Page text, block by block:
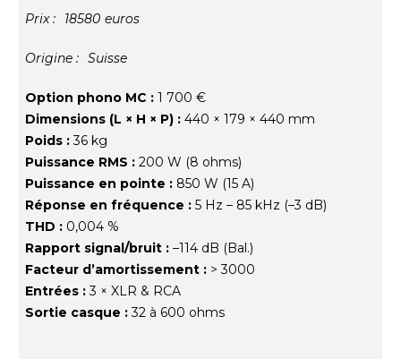
Prix : 18580 euros
Origine : Suisse
Option phono MC : 1 700 €
Dimensions (L × H × P) : 440 × 179 × 440 mm
Poids :36 kg
Puissance RMS : 200 W (8 ohms)
Puissance en pointe : 850 W (15 A)
Réponse en fréquence : 5 Hz – 85 kHz (–3 dB)
THD : 0,004 %
Rapport signal/bruit : –114 dB (Bal.)
Facteur d’amortissement : > 3000
Entrées :3 × XLR & RCA
Sortie casque :32 à 600 ohms